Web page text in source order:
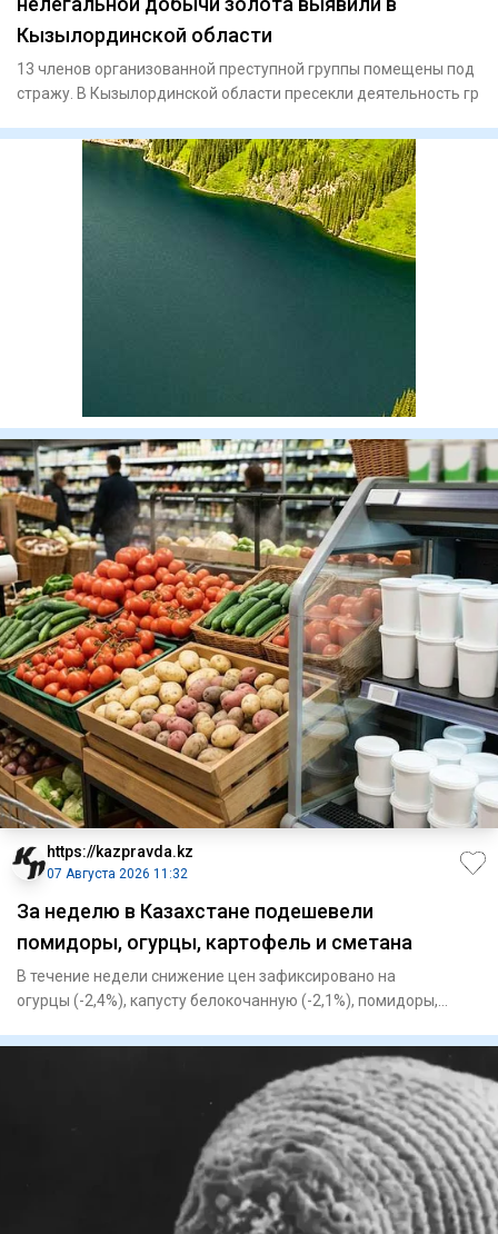
Кызылординской области
13 членов организованной преступной группы помещены под
стражу. В Кызылординской области пресекли деятельность гр
https://kazpravda.kz
07 Августа 2026 11:32
За неделю в Казахстане подешевели
помидоры, огурцы, картофель и сметана
В течение недели снижение цен зафиксировано на
огурцы (-2,4%), капусту белокочанную (-2,1%), помидоры,